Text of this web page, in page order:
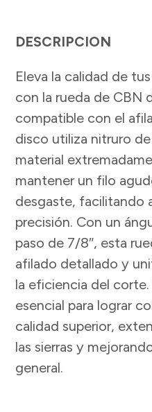
DESCRIPCION
Eleva la calidad de
con la rueda de CBN
compatible con el
disco utiliza nitruro
material
mantener un filo
desgaste, facilitando
precisión. Con un
paso de 7/8″, esta
afilado detallado y
la eficiencia del
esencial para lograr
calidad superior,
las sierras y
general.